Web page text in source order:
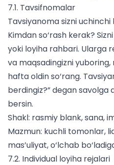
7.1. Tavsifnomalar
Tavsiyanoma sizni uchinchi
Kimdan so‘rash kerak?
yoki loyiha rahbari. Ularga
va maqsadingizni
hafta oldin so‘rang.
berdingiz?” degan savolga
bersin.
Shakl: rasmiy blank, sana,
Mazmun: kuchli tomonlar,
mas’uliyat, o‘lchab
7.2. Individual loyiha rejalari